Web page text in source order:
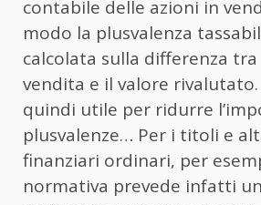
contabile delle azioni in
modo la plusvalenza
calcolata sulla differenza
vendita e il valore
quindi utile per ridurre
plusvalenze… Per i titoli e
finanziari ordinari, per
normativa prevede infatti